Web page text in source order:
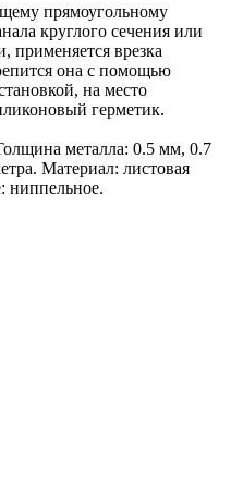
прямоугольному
круглого сечения или
применяется врезка
она с помощью
на место
герметик.
металла: 0.5 мм, 0.7
Материал: листовая
ниппельное.